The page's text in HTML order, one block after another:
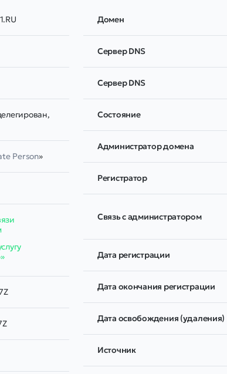
Person»
Домен
Сервер DNS
Сервер DNS
Соcтояние
Администратор домена
Регистратор
Связь с администратором
Дата регистрации
Дата окончания регистрации
Дата освобождения (удаления)
Источник